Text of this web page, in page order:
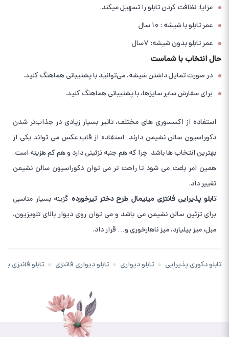
مزایا: نظافت کردن تابلو را تسهیل میکند.
عمر تابلو با شیشه : ۱۰ سال
عمر تابلو بدون شیشه: ۷سال
حال انتخاب با شماست
در صورت تمایل داشتن شیشه، می‌توانید با پشتیبانی هماهنگ کنید.
برای سفارش سایر سایزها، با پشتیبانی هماهنگ کنید.
استفاده از اکسسوری های مختلف، تاثیر بسیار زیادی در جذاب‌تر شدن
دکوراسیون سالن نشیمن دارند. استفاده از قاب عکس می تواند یکی از
بهترین انتخاب ها باشد. چرا که هم جنبه تزئینی دارد و هم کم هزینه است.
همین امر باعث می شود تا راحت تر می توان دکوراسیون سالن نشیمن
تغییر داد.
تابلو پذیرایی فانتزی مینیمال طرح دختر تیرخورده گزینه بسیار مناسبی
برای تزئین سالن نشیمن می باشد و می توان روی دیوار بالای تلویزیون،
مبل، میز بیلیارد، میز ناهارخوری و… قرار داد.
تابلو دکوری پذیرایی تابلو دیواری تابلو دیواری فانتزی تابلو فانتزی